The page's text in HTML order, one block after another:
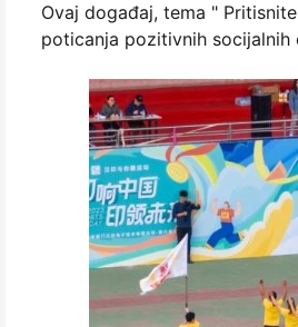
Ovaj događaj, tema "
poticanja pozitivnih